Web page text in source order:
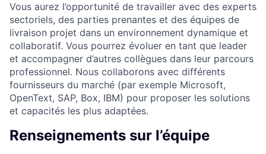
Vous aurez l’opportunité de travailler avec des experts
sectoriels, des parties prenantes et des équipes de
livraison projet dans un environnement dynamique et
collaboratif. Vous pourrez évoluer en tant que leader
et accompagner d’autres collègues dans leur parcours
professionnel. Nous collaborons avec différents
fournisseurs du marché (par exemple Microsoft,
OpenText, SAP, Box, IBM) pour proposer les solutions
et capacités les plus adaptées.
Renseignements sur l’équipe